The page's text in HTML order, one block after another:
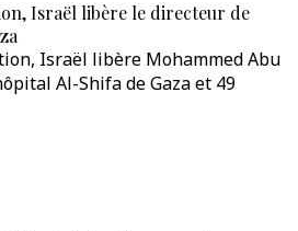
Israël libère le directeur de
Israël libère Mohammed Abu
Al-Shifa de Gaza et 49